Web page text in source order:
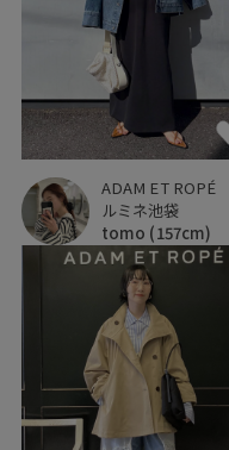
ADAM ET ROPÉ
ルミネ池袋
tomo (157cm)